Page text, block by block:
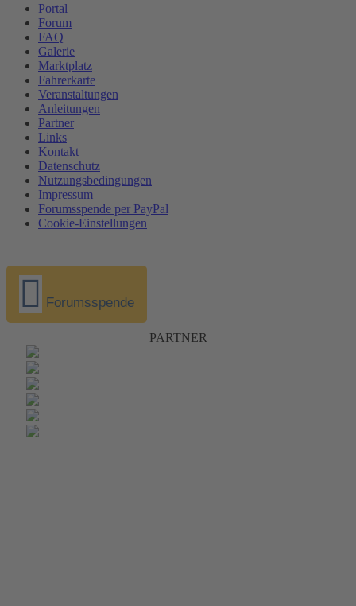
Portal
Forum
FAQ
Galerie
Marktplatz
Fahrerkarte
Veranstaltungen
Anleitungen
Partner
Links
Kontakt
Datenschutz
Nutzungsbedingungen
Impressum
Forumsspende per PayPal
Cookie-Einstellungen
Forumsspende
PARTNER